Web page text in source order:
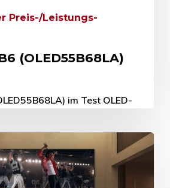
Preis-/Leistungs-
(OLED55B68LA)
im Test OLED-
brandneuen 4K-Ultra-HD-
aus LGs…